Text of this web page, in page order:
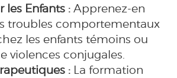
les Enfants : Apprenez-en
troubles comportementaux
les enfants témoins ou
violences conjugales.
: La formation